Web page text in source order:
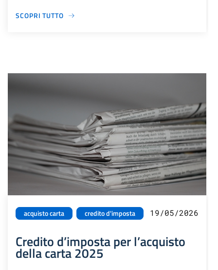
SCOPRI TUTTO
acquisto carta credito d'imposta 19/05/2026
Credito d’imposta per l’acquisto
della carta 2025